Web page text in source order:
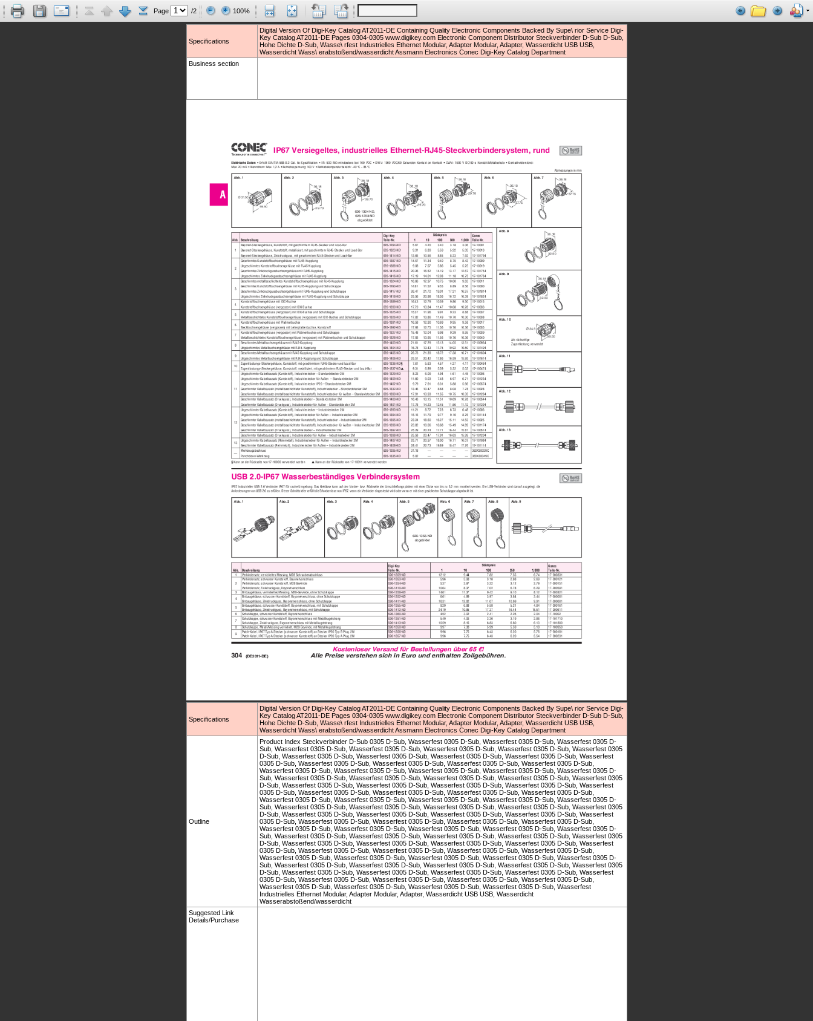
Page /2 100%
Specifications
Digital Version Of Digi-Key Catalog AT2011-DE Containing Quality Electronic Components Backed By Supe\ rior Service Digi-
Key Catalog AT2011-DE Pages 0304-0305 www.digikey.com Electronic Component Distributor Steckverbinder D-Sub D-Sub,
Hohe Dichte D-Sub, Wasse\ rfest Industrielles Ethernet Modular, Adapter Modular, Adapter, Wasserdicht USB USB,
Wasserdicht Wass\ erabstoßend/wasserdicht Assmann Electronics Conec Digi-Key Catalog Department
Business section
Specifications
Digital Version Of Digi-Key Catalog AT2011-DE Containing Quality Electronic Components Backed By Supe\ rior Service Digi-
Key Catalog AT2011-DE Pages 0304-0305 www.digikey.com Electronic Component Distributor Steckverbinder D-Sub D-Sub,
Hohe Dichte D-Sub, Wasse\ rfest Industrielles Ethernet Modular, Adapter Modular, Adapter, Wasserdicht USB USB,
Wasserdicht Wass\ erabstoßend/wasserdicht Assmann Electronics Conec Digi-Key Catalog Department
Outline
Product Index Steckverbinder D-Sub 0305 D-Sub, Wasserfest 0305 D-Sub, Wasserfest 0305 D-Sub, Wasserfest 0305 D-
Sub, Wasserfest 0305 D-Sub, Wasserfest 0305 D-Sub, Wasserfest 0305 D-Sub, Wasserfest 0305 D-Sub, Wasserfest 0305
D-Sub, Wasserfest 0305 D-Sub, Wasserfest 0305 D-Sub, Wasserfest 0305 D-Sub, Wasserfest 0305 D-Sub, Wasserfest
0305 D-Sub, Wasserfest 0305 D-Sub, Wasserfest 0305 D-Sub, Wasserfest 0305 D-Sub, Wasserfest 0305 D-Sub,
Wasserfest 0305 D-Sub, Wasserfest 0305 D-Sub, Wasserfest 0305 D-Sub, Wasserfest 0305 D-Sub, Wasserfest 0305 D-
Sub, Wasserfest 0305 D-Sub, Wasserfest 0305 D-Sub, Wasserfest 0305 D-Sub, Wasserfest 0305 D-Sub, Wasserfest 0305
D-Sub, Wasserfest 0305 D-Sub, Wasserfest 0305 D-Sub, Wasserfest 0305 D-Sub, Wasserfest 0305 D-Sub, Wasserfest
0305 D-Sub, Wasserfest 0305 D-Sub, Wasserfest 0305 D-Sub, Wasserfest 0305 D-Sub, Wasserfest 0305 D-Sub,
Wasserfest 0305 D-Sub, Wasserfest 0305 D-Sub, Wasserfest 0305 D-Sub, Wasserfest 0305 D-Sub, Wasserfest 0305 D-
Sub, Wasserfest 0305 D-Sub, Wasserfest 0305 D-Sub, Wasserfest 0305 D-Sub, Wasserfest 0305 D-Sub, Wasserfest 0305
D-Sub, Wasserfest 0305 D-Sub, Wasserfest 0305 D-Sub, Wasserfest 0305 D-Sub, Wasserfest 0305 D-Sub, Wasserfest
0305 D-Sub, Wasserfest 0305 D-Sub, Wasserfest 0305 D-Sub, Wasserfest 0305 D-Sub, Wasserfest 0305 D-Sub,
Wasserfest 0305 D-Sub, Wasserfest 0305 D-Sub, Wasserfest 0305 D-Sub, Wasserfest 0305 D-Sub, Wasserfest 0305 D-
Sub, Wasserfest 0305 D-Sub, Wasserfest 0305 D-Sub, Wasserfest 0305 D-Sub, Wasserfest 0305 D-Sub, Wasserfest 0305
D-Sub, Wasserfest 0305 D-Sub, Wasserfest 0305 D-Sub, Wasserfest 0305 D-Sub, Wasserfest 0305 D-Sub, Wasserfest
0305 D-Sub, Wasserfest 0305 D-Sub, Wasserfest 0305 D-Sub, Wasserfest 0305 D-Sub, Wasserfest 0305 D-Sub,
Wasserfest 0305 D-Sub, Wasserfest 0305 D-Sub, Wasserfest 0305 D-Sub, Wasserfest 0305 D-Sub, Wasserfest 0305 D-
Sub, Wasserfest 0305 D-Sub, Wasserfest 0305 D-Sub, Wasserfest 0305 D-Sub, Wasserfest 0305 D-Sub, Wasserfest 0305
D-Sub, Wasserfest 0305 D-Sub, Wasserfest 0305 D-Sub, Wasserfest 0305 D-Sub, Wasserfest 0305 D-Sub, Wasserfest
0305 D-Sub, Wasserfest 0305 D-Sub, Wasserfest 0305 D-Sub, Wasserfest 0305 D-Sub, Wasserfest 0305 D-Sub,
Wasserfest 0305 D-Sub, Wasserfest 0305 D-Sub, Wasserfest 0305 D-Sub, Wasserfest 0305 D-Sub, Wasserfest
Industrielles Ethernet Modular, Adapter Modular, Adapter, Wasserdicht USB USB, Wasserdicht
Wasserabstoßend/wasserdicht
Suggested Link
Details/Purchase